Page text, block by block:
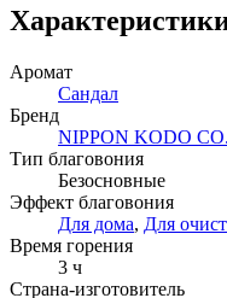
Аромат
Сандал
Бренд
NIPPON KODO
Тип благовония
Безосновные
Эффект благовония
Для дома, Для
Время горения
3 ч
Страна-изготовитель